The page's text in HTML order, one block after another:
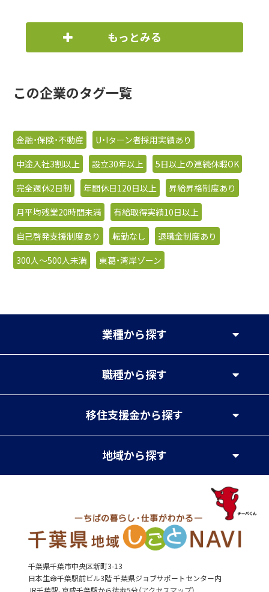
もっとみる
この企業のタグ一覧
金融・保険・不動産
U・Iターン者採用実績あり
中途入社3割以上
設立30年以上
5日以上の連続休暇OK
完全週休2日制
年間休日120日以上
昇給昇格制度あり
月平均残業20時間未満
有給取得実績10日以上
自己啓発支援制度あり
転勤なし
退職金制度あり
300人〜500人未満
東葛・湾岸ゾーン
業種から探す
職種から探す
移住支援金から探す
地域から探す
千葉県千葉市中央区新町3-13
日本生命千葉駅前ビル3階 千葉県ジョブサポートセンター内